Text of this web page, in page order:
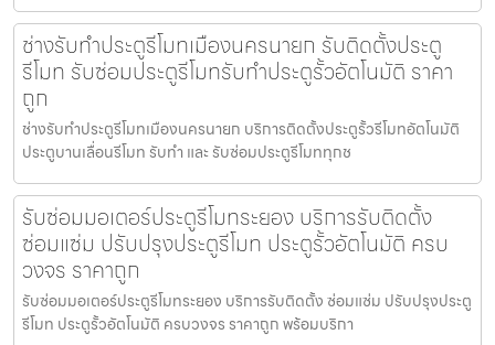
ช่างรับทำประตูรีโมทเมืองนครนายก รับติดตั้งประตู
รีโมท รับซ่อมประตูรีโมทรับทำประตูรั้วอัตโนมัติ ราคา
ถูก
ช่างรับทำประตูรีโมทเมืองนครนายก บริการติดตั้งประตูรั้วรีโมทอัตโนมัติ
ประตูบานเลื่อนรีโมท รับทำ และ รับซ่อมประตูรีโมททุกช
รับซ่อมมอเตอร์ประตูรีโมทระยอง บริการรับติดตั้ง
ซ่อมแซ่ม ปรับปรุงประตูรีโมท ประตูรั้วอัตโนมัติ ครบ
วงจร ราคาถูก
รับซ่อมมอเตอร์ประตูรีโมทระยอง บริการรับติดตั้ง ซ่อมแซ่ม ปรับปรุงประตู
รีโมท ประตูรั้วอัตโนมัติ ครบวงจร ราคาถูก พร้อมบริกา